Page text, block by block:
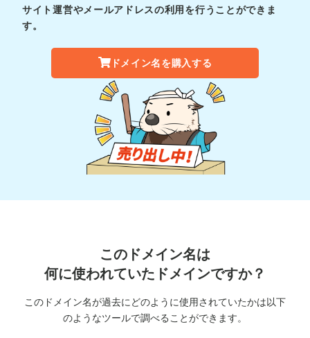
サイト運営やメールアドレスの利用を行うことができま
す。
ドメイン名を購入する
このドメイン名は
何に使われていたドメインですか？
このドメイン名が過去にどのように使用されていたかは以下
のようなツールで調べることができます。